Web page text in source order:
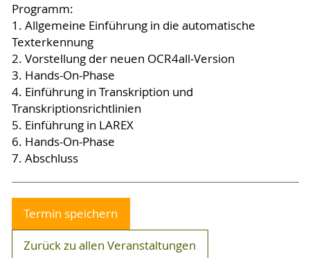
Programm:
1. Allgemeine Einführung in die automatische
Texterkennung
2. Vorstellung der neuen OCR4all-Version
3. Hands-On-Phase
4. Einführung in Transkription und
Transkriptionsrichtlinien
5. Einführung in LAREX
6. Hands-On-Phase
7. Abschluss
Termin speichern
Zurück zu allen Veranstaltungen